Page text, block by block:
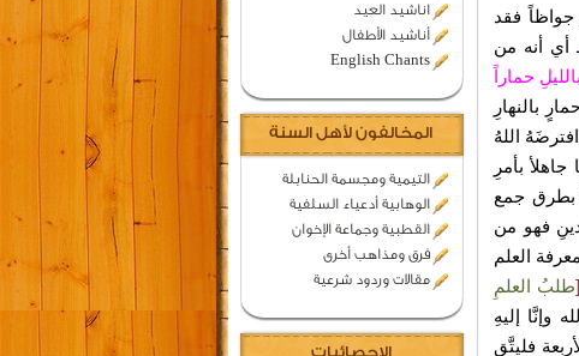
اناشيد العيد
أناشيد الأطفال
English Chants
المخالفون لأهل السنة
التيمية ومجسمة الحنابلة
الوهابية أدعياء السلفية
القطبية وجماعة الإخوان
فرق ومذاهب أخرى
مقالات وردود شرعية
الإحصائيات
فقد
أي أنه من
حماراً
بالنهارِ
اللهُ
بأمرِ
بطرق جمع
فهو من
العلم
[طلبُ العلمِ
وإنَّا إليهِ
فليتَّقِ